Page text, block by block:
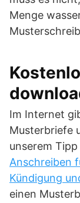
Menge
Im Internet
Musterbriefe
unserem Tipp
Anschreiben
Kündigung
einen